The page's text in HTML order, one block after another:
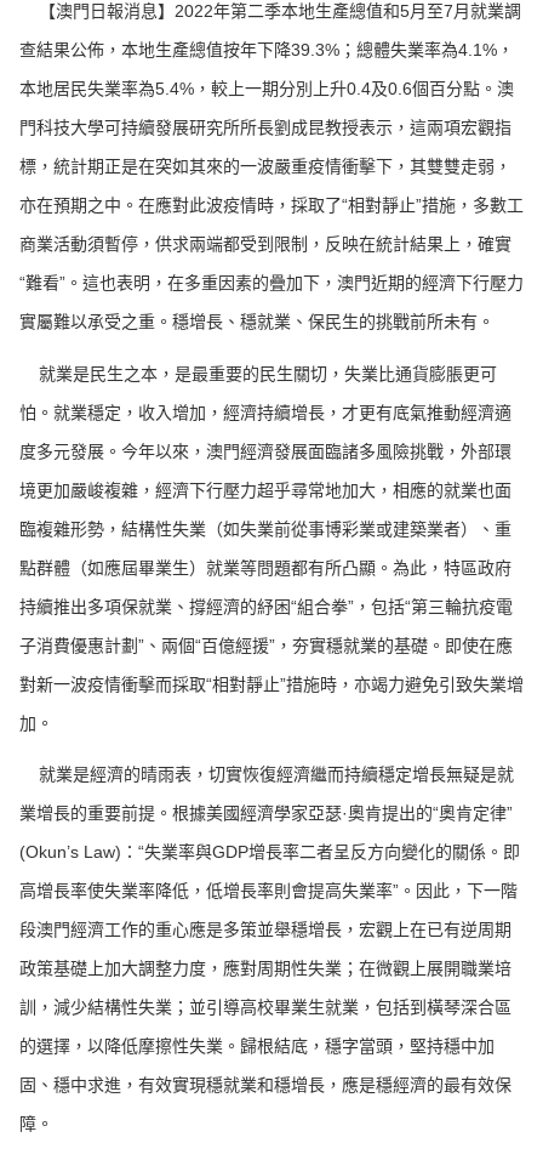
【澳門日報消息】2022年第二季本地生產總值和5月至7月就業調
查結果公佈，本地生產總值按年下降39.3%；總體失業率為4.1%，
本地居民失業率為5.4%，較上一期分別上升0.4及0.6個百分點。澳
門科技大學可持續發展研究所所長劉成昆教授表示，這兩項宏觀指
標，統計期正是在突如其來的一波嚴重疫情衝擊下，其雙雙走弱，
亦在預期之中。在應對此波疫情時，採取了“相對靜止”措施，多數工
商業活動須暫停，供求兩端都受到限制，反映在統計結果上，確實
“難看”。這也表明，在多重因素的疊加下，澳門近期的經濟下行壓力
實屬難以承受之重。穩增長、穩就業、保民生的挑戰前所未有。
就業是民生之本，是最重要的民生關切，失業比通貨膨脹更可
怕。就業穩定，收入增加，經濟持續增長，才更有底氣推動經濟適
度多元發展。今年以來，澳門經濟發展面臨諸多風險挑戰，外部環
境更加嚴峻複雜，經濟下行壓力超乎尋常地加大，相應的就業也面
臨複雜形勢，結構性失業（如失業前從事博彩業或建築業者）、重
點群體（如應屆畢業生）就業等問題都有所凸顯。為此，特區政府
持續推出多項保就業、撐經濟的紓困“組合拳”，包括“第三輪抗疫電
子消費優惠計劃”、兩個“百億經援”，夯實穩就業的基礎。即使在應
對新一波疫情衝擊而採取“相對靜止”措施時，亦竭力避免引致失業增
加。
就業是經濟的晴雨表，切實恢復經濟繼而持續穩定增長無疑是就
業增長的重要前提。根據美國經濟學家亞瑟·奧肯提出的“奧肯定律”
(Okun’s Law)：“失業率與GDP增長率二者呈反方向變化的關係。即
高增長率使失業率降低，低增長率則會提高失業率”。因此，下一階
段澳門經濟工作的重心應是多策並舉穩增長，宏觀上在已有逆周期
政策基礎上加大調整力度，應對周期性失業；在微觀上展開職業培
訓，減少結構性失業；並引導高校畢業生就業，包括到橫琴深合區
的選擇，以降低摩擦性失業。歸根結底，穩字當頭，堅持穩中加
固、穩中求進，有效實現穩就業和穩增長，應是穩經濟的最有效保
障。